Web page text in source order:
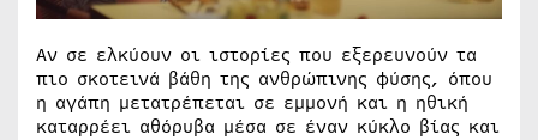
Αν σε ελκύουν οι ιστορίες που εξερευνούν τα
πιο σκοτεινά βάθη της ανθρώπινης φύσης, όπου
η αγάπη μετατρέπεται σε εμμονή και η ηθική
καταρρέει αθόρυβα μέσα σε έναν κύκλο βίας και